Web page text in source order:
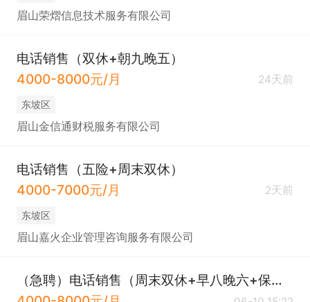
眉山荣熠信息技术服务有限公司
电话销售（双休+朝九晚五）
4000-8000元/月
24天前
东坡区
眉山金信通财税服务有限公司
电话销售（五险+周末双休）
4000-7000元/月
2天前
东坡区
眉山嘉火企业管理咨询服务有限公司
（急聘）电话销售（周末双休+早八晚六+保险）